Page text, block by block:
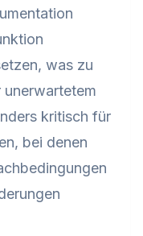
was zu
unerwartetem
kritisch für
bei denen